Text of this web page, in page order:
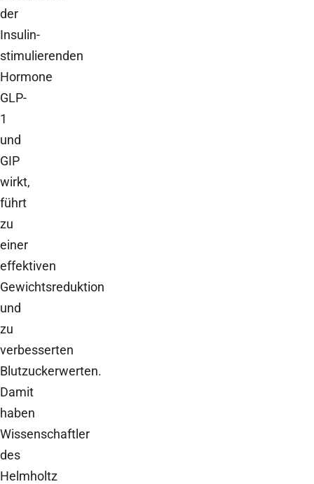
der
Insulin-
stimulierenden
Hormone
GLP-
1
und
GIP
wirkt,
führt
zu
einer
effektiven
Gewichtsreduktion
und
zu
verbesserten
Blutzuckerwerten.
Damit
haben
Wissenschaftler
des
Helmholtz